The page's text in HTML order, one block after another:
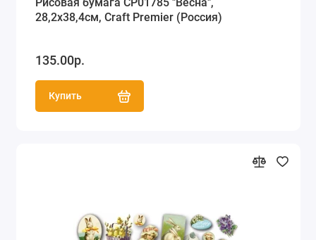
28,2х38,4см, Craft Premier (Россия)
135.00р.
Купить